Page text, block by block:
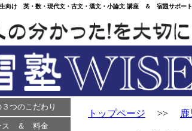
向け 英・数・現代文・古文・漢文・小論文 講座 ＆ 宿題サポ
つのこだわり
ス ＆ 料金
トップページ >>